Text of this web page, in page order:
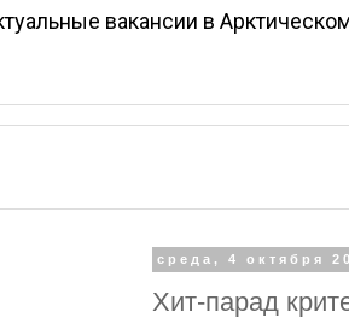
вакансии в
среда, 4 октября
Хит-парад